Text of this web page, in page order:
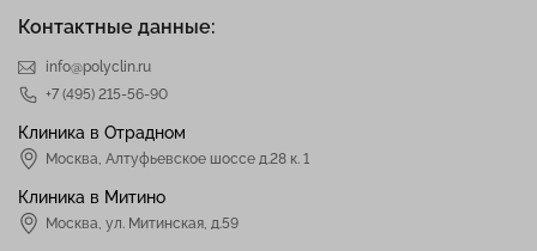
Контактные данные:
info@polyclin.ru
+7 (495) 215-56-90
Клиника в Отрадном
Москва, Алтуфьевское шоссе д.28 к. 1
Клиника в Митино
Москва, ул. Митинская, д.59